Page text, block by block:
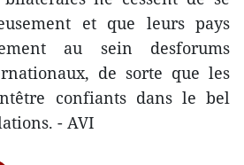
et que leurs pays
au sein desforums
de sorte que les
confiants dans le bel
- AVI